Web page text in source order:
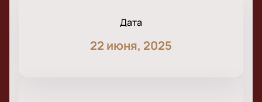
Дата
22 июня, 2025